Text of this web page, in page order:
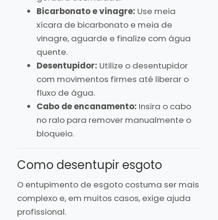
Bicarbonato e vinagre: Use meia
xícara de bicarbonato e meia de
vinagre, aguarde e finalize com água
quente.
Desentupidor: Utilize o desentupidor
com movimentos firmes até liberar o
fluxo de água.
Cabo de encanamento: Insira o cabo
no ralo para remover manualmente o
bloqueio.
Como desentupir esgoto
O entupimento de esgoto costuma ser mais
complexo e, em muitos casos, exige ajuda
profissional.